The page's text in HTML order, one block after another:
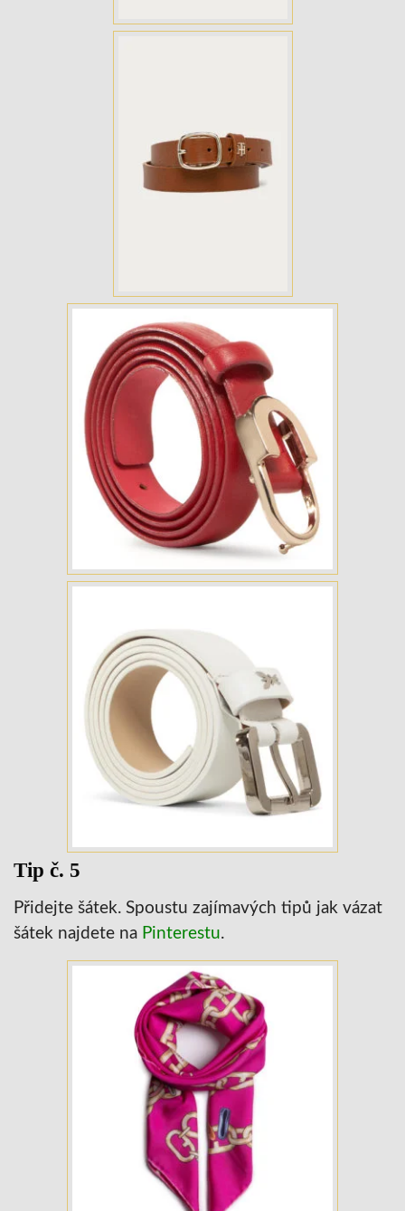
Tip č. 5
Přidejte šátek. Spoustu zajímavých tipů jak vázat
šátek najdete na Pinterestu.